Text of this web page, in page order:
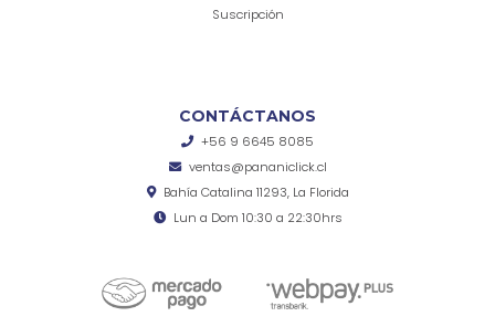
Suscripción
CONTÁCTANOS
+56 9 6645 8085
ventas@pananiclick.cl
Bahía Catalina 11293, La Florida
Lun a Dom 10:30 a 22:30hrs